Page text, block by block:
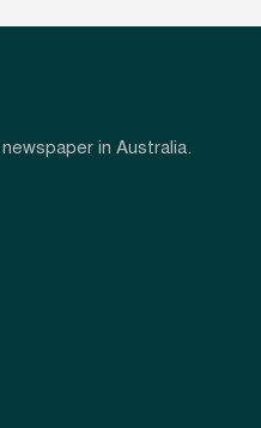
in Australia.